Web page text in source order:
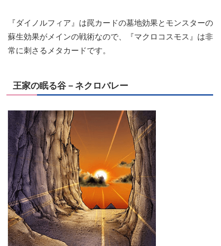
『ダイノルフィア』は罠カードの墓地効果とモンスターの
蘇生効果がメインの戦術なので、『マクロコスモス』は非
常に刺さるメタカードです。
王家の眠る谷－ネクロバレー